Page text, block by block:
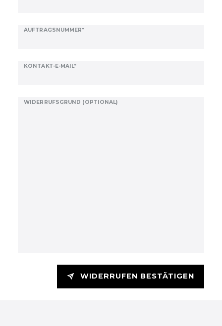
AUFTRAGSNUMMER*
KONTAKT-E-MAIL*
WIDERRUFSGRUND (OPTIONAL)
WIDERRUFEN BESTÄTIGEN